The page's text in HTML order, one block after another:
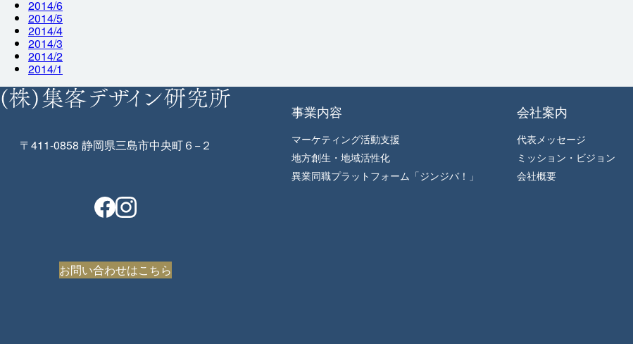
2014/6
2014/5
2014/4
2014/3
2014/2
2014/1
〒411-0858 静岡県三島市中央町６−２
お問い合わせはこちら
事業内容
マーケティング活動支援
地方創生・地域活性化
異業同職プラットフォーム「ジンジバ！」
会社案内
代表メッセージ
ミッション・ビジョン
会社概要